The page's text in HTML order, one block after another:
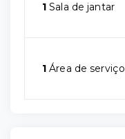
1 Sala de jantar
1 Área de serviço